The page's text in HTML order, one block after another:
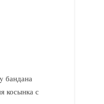
бандана
косынка с